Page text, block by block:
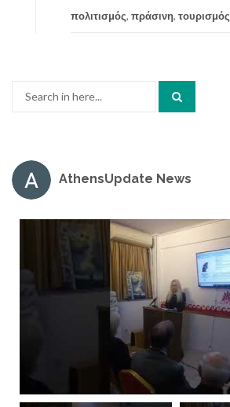
πολιτισμός, πράσινη, τουρισμός
AthensUpdate News